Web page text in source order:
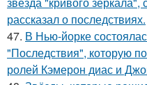
рассказал о последствиях.
47. В Нью-йорке
"Последствия", которую
ролей Кэмерон диас и